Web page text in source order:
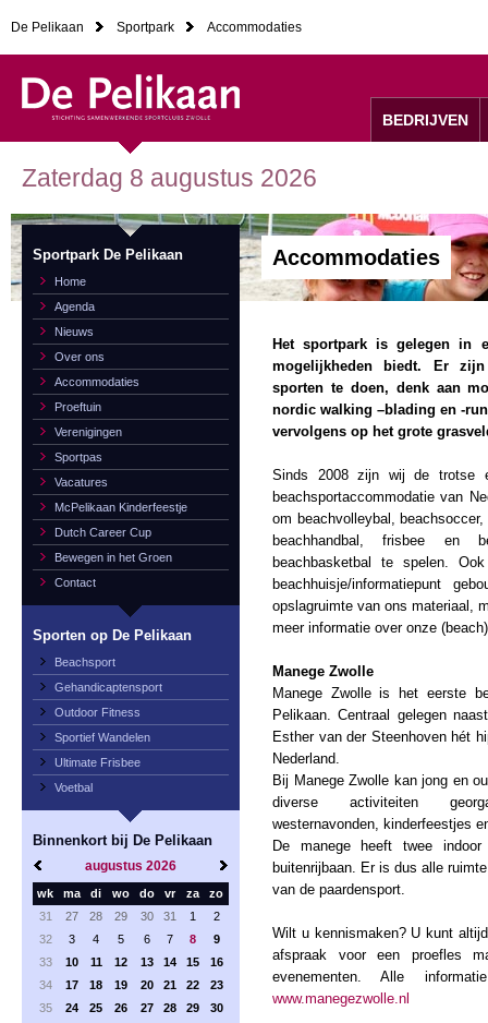
De Pelikaan Sportpark Accommodaties
BEDRIJVEN
Zaterdag 8 augustus 2026
Sportpark De Pelikaan
Home
Agenda
Nieuws
Over ons
Accommodaties
Proeftuin
Verenigingen
Sportpas
Vacatures
McPelikaan Kinderfeestje
Dutch Career Cup
Bewegen in het Groen
Contact
Sporten op De Pelikaan
Beachsport
Gehandicaptensport
Outdoor Fitness
Sportief Wandelen
Ultimate Frisbee
Voetbal
Binnenkort bij De Pelikaan
augustus 2026
wk ma di wo do vr za
zo
31
27 28 29 30 31 1
2
32
3 4 5 6 7 8
9
33
10 11 12 13 14 15
16
34
17 18 19 20 21 22
23
35
24 25 26 27 28 29
30
Accommodaties
Het sportpark is gelegen in
mogelijkheden biedt. Er
sporten te doen, denk aan
nordic walking –blading en -
vervolgens op het grote
Sinds 2008 zijn wij de trotse
beachsportaccommodatie van
om beachvolleybal,
beachhandbal, frisbee en
beachbasketbal te spelen.
beachhuisje/informatiepunt
opslagruimte van ons materiaal,
meer informatie over onze
Manege Zwolle
Manege Zwolle is het eerste
Pelikaan. Centraal gelegen
Esther van der Steenhoven hét
Nederland.
Bij Manege Zwolle kan jong en
diverse activiteiten
westernavonden, kinderfeestjes
De manege heeft twee
buitenrijbaan. Er is dus alle
van de paardensport.
Wilt u kennismaken? U kunt
afspraak voor een proefles
evenementen. Alle
www.manegezwolle.nl